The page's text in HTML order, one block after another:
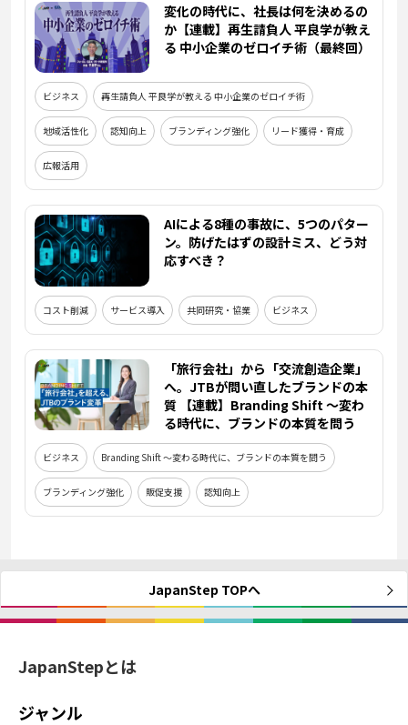
変化の時代に、社長は何を決めるの
か【連載】再生請負人 平良学が教え
る 中小企業のゼロイチ術（最終回）
ビジネス 再生請負人 平良学が教える 中小企業のゼロイチ術
地域活性化 認知向上 ブランディング強化 リード獲得・育成
広報活用
AIによる8種の事故に、5つのパター
ン。防げたはずの設計ミス、どう対
応すべき？
コスト削減 サービス導入 共同研究・協業 ビジネス
「旅行会社」から「交流創造企業」
へ。JTBが問い直したブランドの本
質 【連載】Branding Shift ～変わ
る時代に、ブランドの本質を問う
ビジネス Branding Shift ～変わる時代に、ブランドの本質を問う
ブランディング強化 販促支援 認知向上
JapanStep TOPへ
JapanStepとは
ジャンル